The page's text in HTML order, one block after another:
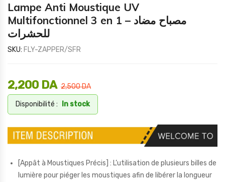
Lampe Anti Moustique UV
Multifonctionnel 3 en 1 – مصباح مضاد
للحشرات
SKU: FLY-ZAPPER/SFR
2,500DA
2,200 DA
Disponibilité : In stock
[Appât à Moustiques Précis] : L’utilisation de plusieurs billes de
lumière pour piéger les moustiques afin de libérer la longueur